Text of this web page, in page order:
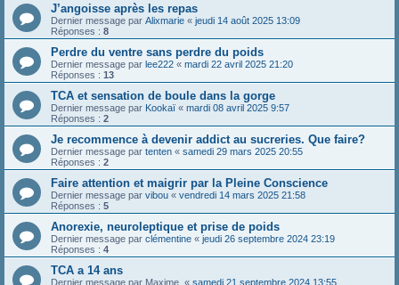
J’angoisse après les repas
Dernier message par Alixmarie « jeudi 14 août 2025 13:09
Réponses : 8
Perdre du ventre sans perdre du poids
Dernier message par lee222 « mardi 22 avril 2025 21:20
Réponses : 13
TCA et sensation de boule dans la gorge
Dernier message par Kookaï « mardi 08 avril 2025 9:57
Réponses : 2
Je recommence à devenir addict au sucreries. Que faire?
Dernier message par tenten « samedi 29 mars 2025 20:55
Réponses : 2
Faire attention et maigrir par la Pleine Conscience
Dernier message par vibou « vendredi 14 mars 2025 21:58
Réponses : 5
Anorexie, neuroleptique et prise de poids
Dernier message par clémentine « jeudi 26 septembre 2024 23:19
Réponses : 4
TCA a 14 ans
Dernier message par Maxime. « samedi 21 septembre 2024 13:55